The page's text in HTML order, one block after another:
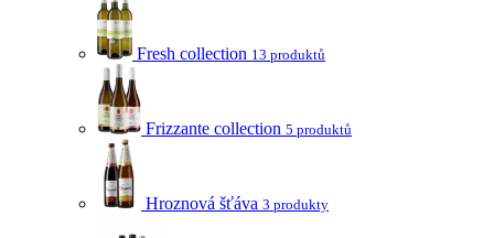
Fresh collection 13 produktů
Frizzante collection 5 produktů
Hroznová šťáva 3 produkty